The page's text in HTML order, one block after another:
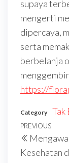
supaya
mengerti
dipercaya,
serta
berbelanja
https://
Category Tak
Navigasi
pos
Previous
Post
PREVIOUS
Kesehatan